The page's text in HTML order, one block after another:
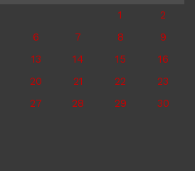
1
2
6 7 8
9
13 14 15
16
20 21 22
23
27 28 29
30